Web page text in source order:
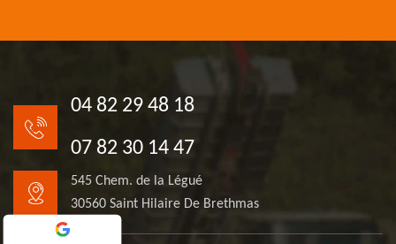
04 82 29 48 18
07 82 30 14 47
545 Chem. de la Légué
30560 Saint Hilaire De Brethmas